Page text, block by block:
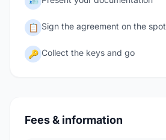
📋 Sign the agreement on the spot
🔑 Collect the keys and go
Fees & information